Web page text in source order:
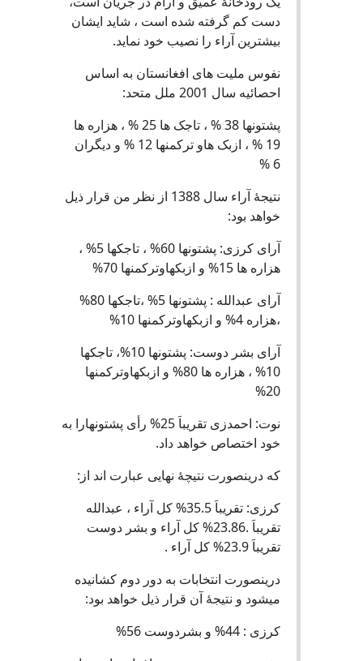
دست کم گرفته شده است ، شاید ایشان
بیشترین آراء را نصیب خود نماید.
نفوس ملیت های افغانستان به اساس
احصائیه سال 2001 ملل متحد:
پشتونها 38 % ، تاجک ها 25 % ، هزاره ها
19 % ، ازبک هاو ترکمنها 12 % و دیگران
6 %
نتیجۀ آراء سال 1388 از نظر من قرار ذیل
خواهد بود:
آرای کرزی: پشتونها 60% ، تاجکها 5% ،
هزاره ها 15% و ازبکهاوترکمنها 70%
آرای عبدالله : پشتونها 5% ،تاجکها 80%
،هزاره 4% و ازبکهاوترکمنها 10%
آرای بشر دوست: پشتونها 10%، تاجکها
10% ، هزاره ها 80% و ازبکهاوترکمنها
20%
نوت: احمدزی تقریباَ 25% رأی پشتونهارا به
خود اختصاص خواهد داد.
که درینصورت نتیچۀ نهایی عبارت اند از:
کرزی: تقریباَ 35.5% کل آراء ، عبدالله
تقریباَ .23.86% کل آراء و بشر دوست
تقریباَ 23.9% کل آراء .
درینصورت انتخابات به دور دوم کشانیده
میشود و نتیجۀ آن قرار ذیل خواهد بود:
کرزی : 44% و بشردوست 56%